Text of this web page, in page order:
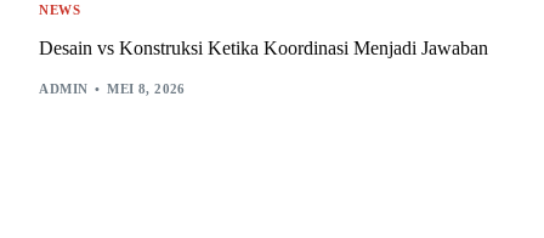
NEWS
Desain vs Konstruksi Ketika Koordinasi Menjadi Jawaban
ADMIN MEI 8, 2026